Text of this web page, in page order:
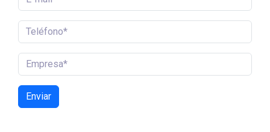
Enviar